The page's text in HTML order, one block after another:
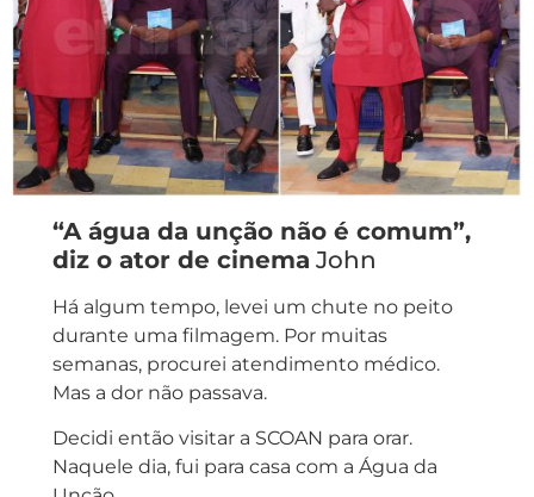
“A água da unção não é comum”,
diz o ator de cinema John
Há algum tempo, levei um chute no peito
durante uma filmagem. Por muitas
semanas, procurei atendimento médico.
Mas a dor não passava.
Decidi então visitar a SCOAN para orar.
Naquele dia, fui para casa com a Água da